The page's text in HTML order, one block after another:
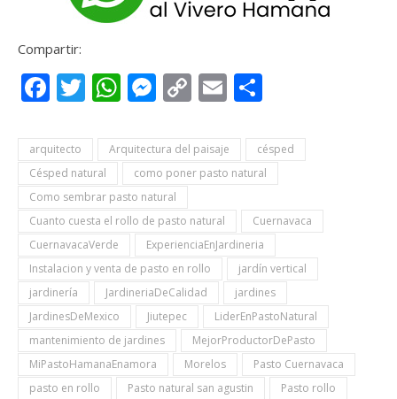
Compartir:
Facebook
Twitter
WhatsApp
Messenger
CopyEmail
arquitecto Arquitectura del paisaje
césped
Césped natural
como poner pasto natural
Como sembrar pasto natural
Cuanto cuesta el rollo de pasto natural
Cuernavaca
CuernavacaVerde
ExperienciaEnJardineria
Instalacion y venta de pasto en rollo
jardín vertical
jardinería
JardineriaDeCalidad
jardines
JardinesDeMexico
Jiutepec
LiderEnPastoNatural
mantenimiento de jardines
MejorProductorDePasto
MiPastoHamanaEnamora
Morelos
Pasto Cuernavaca
pasto en rollo
Pasto natural san agustin Pasto rollo